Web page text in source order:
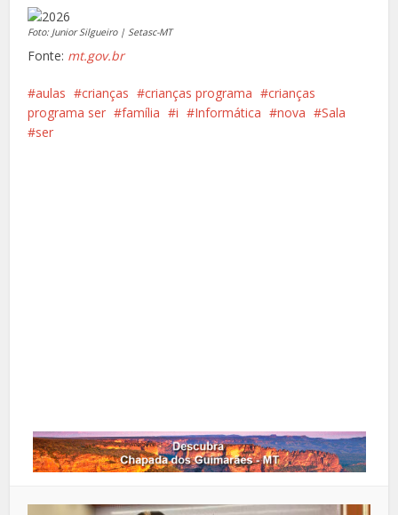
Foto: Junior Silgueiro | Setasc-MT
Fonte: mt.gov.br
aulas crianças crianças programa
crianças
programa ser
família i Informática nova
Sala
ser